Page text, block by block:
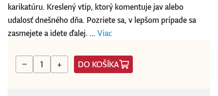
karikatúru. Kreslený vtip, ktorý komentuje jav alebo
udalosť dnešného dňa. Pozriete sa, v lepšom prípade sa
zasmejete a idete ďalej. ... Viac
− + DO KOŠÍKA